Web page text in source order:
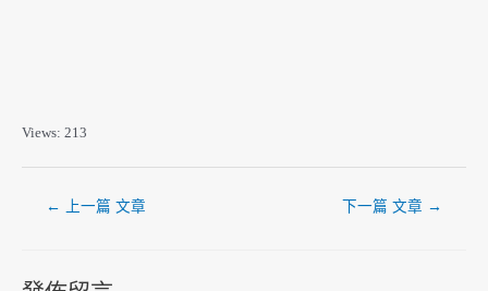
Views: 213
← 上一篇 文章 下一篇 文章 →